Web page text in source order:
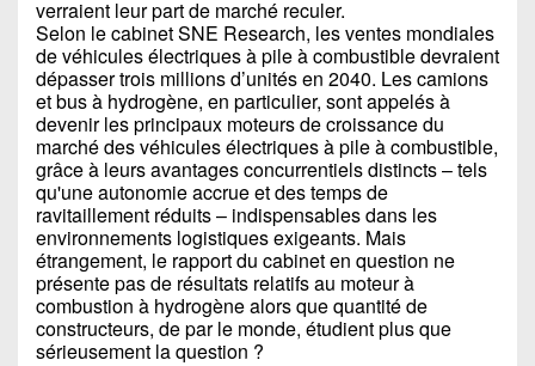
verraient leur part de marché reculer.
Selon le cabinet SNE Research, les ventes mondiales
de véhicules électriques à pile à combustible devraient
dépasser trois millions d’unités en 2040. Les camions
et bus à hydrogène, en particulier, sont appelés à
devenir les principaux moteurs de croissance du
marché des véhicules électriques à pile à combustible,
grâce à leurs avantages concurrentiels distincts – tels
qu'une autonomie accrue et des temps de
ravitaillement réduits – indispensables dans les
environnements logistiques exigeants. Mais
étrangement, le rapport du cabinet en question ne
présente pas de résultats relatifs au moteur à
combustion à hydrogène alors que quantité de
constructeurs, de par le monde, étudient plus que
sérieusement la question ?